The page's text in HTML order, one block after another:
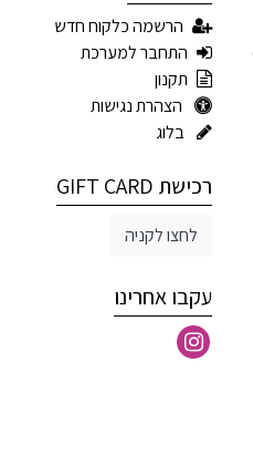
הרשמה כלקוח חדש
התחבר למערכת
תקנון
הצהרת נגישות
בלוג
רכישת GIFT CARD
לחצו לקניה
עקבו אחרינו